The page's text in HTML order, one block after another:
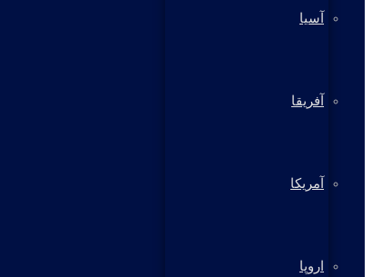
آسیا
آفریقا
آمریکا
اروپا